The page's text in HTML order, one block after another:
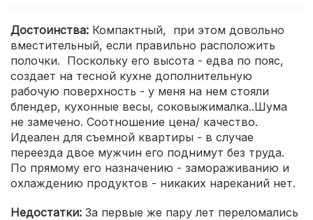
Достоинства: Компактный, при этом довольно
вместительный, если правильно расположить
полочки. Поскольку его высота - едва по пояс,
создает на тесной кухне дополнительную
рабочую поверхность - у меня на нем стояли
блендер, кухонные весы, соковыжималка..Шума
не замечено. Соотношение цена/ качество.
Идеален для съемной квартиры - в случае
переезда двое мужчин его поднимут без труда.
По прямому его назначению - замораживанию и
охлаждению продуктов - никаких нареканий нет.
Недостатки: За первые же пару лет переломались